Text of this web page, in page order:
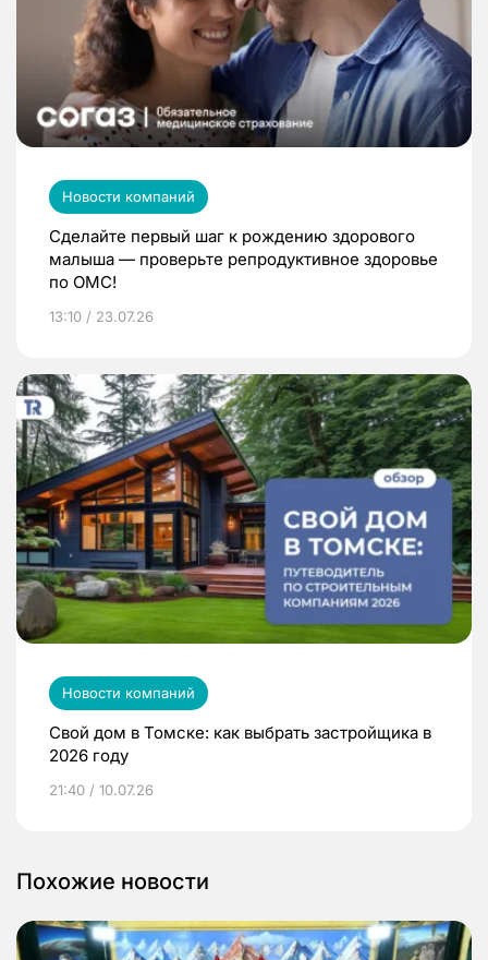
Новости компаний
Сделайте первый шаг к рождению здорового
малыша — проверьте репродуктивное здоровье
по ОМС!
13:10 / 23.07.26
Новости компаний
Свой дом в Томске: как выбрать застройщика в
2026 году
21:40 / 10.07.26
Похожие новости